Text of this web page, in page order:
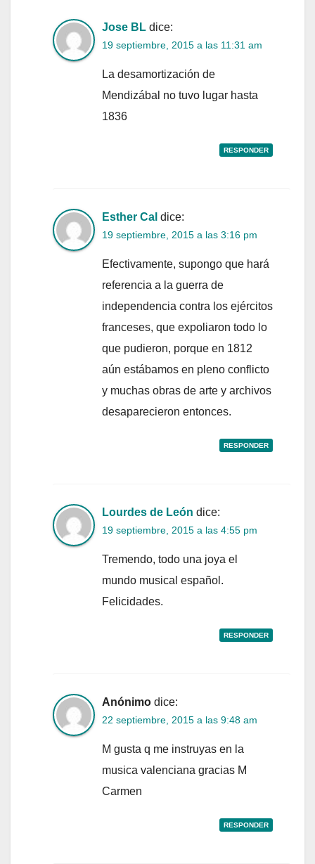
Jose BL dice:
19 septiembre, 2015 a las 11:31 am
La desamortización de
Mendizábal no tuvo lugar hasta
1836
RESPONDER
Esther Cal dice:
19 septiembre, 2015 a las 3:16 pm
Efectivamente, supongo que hará
referencia a la guerra de
independencia contra los ejércitos
franceses, que expoliaron todo lo
que pudieron, porque en 1812
aún estábamos en pleno conflicto
y muchas obras de arte y archivos
desaparecieron entonces.
RESPONDER
Lourdes de León dice:
19 septiembre, 2015 a las 4:55 pm
Tremendo, todo una joya el
mundo musical español.
Felicidades.
RESPONDER
Anónimo dice:
22 septiembre, 2015 a las 9:48 am
M gusta q me instruyas en la
musica valenciana gracias M
Carmen
RESPONDER